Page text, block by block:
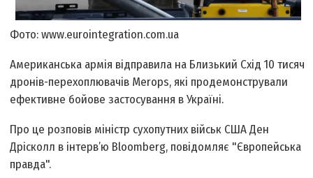
Фото: www.eurointegration.com.ua
Американська армія відправила на Близький Схід 10 тисяч
дронів-перехоплювачів Merops, які продемонстрували
ефективне бойове застосування в Україні.
Про це розповів міністр сухопутних військ США Ден
Дрісколл в інтерв’ю Bloomberg, повідомляє "Європейська
правда".